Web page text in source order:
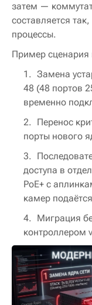
затем —
составляется
процессы.
Пример сценария
Замена
48 (48 портов
временно
Перенос
порты нового
доступа в
PoE+ с
камер
Миграция
контроллером